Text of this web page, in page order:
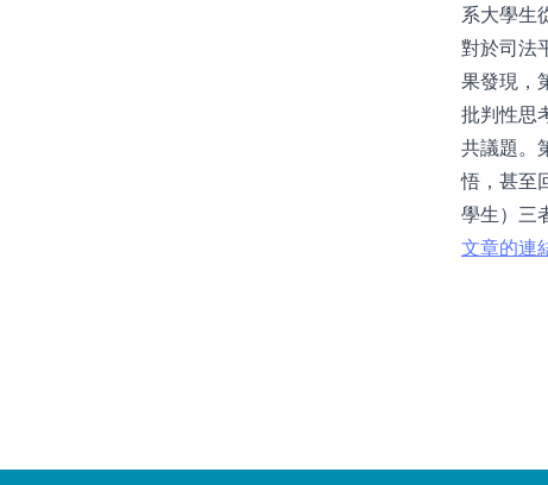
系大學生
對於司法
果發現，
批判性思
共議題。
悟，甚至
學生）三
文章的連